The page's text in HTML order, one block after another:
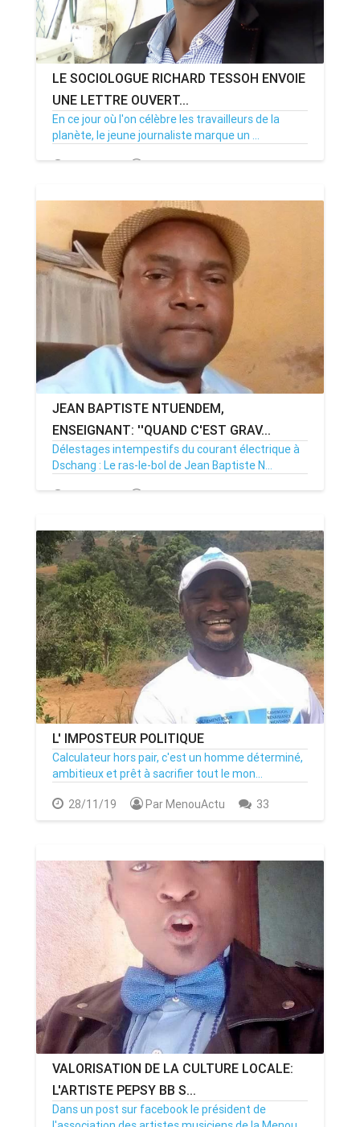
LE SOCIOLOGUE RICHARD TESSOH ENVOIE
UNE LETTRE OUVERT...
En ce jour où l'on célèbre les travailleurs de la
planète, le jeune journaliste marque un ...
01/05/20 Par MenouActu 0
JEAN BAPTISTE NTUENDEM,
ENSEIGNANT: ''QUAND C'EST GRAV...
Délestages intempestifs du courant électrique à
Dschang : Le ras-le-bol de Jean Baptiste N...
17/03/20 Par MenouActu 296
L' IMPOSTEUR POLITIQUE
Calculateur hors pair, c'est un homme déterminé,
ambitieux et prêt à sacrifier tout le mon...
28/11/19 Par MenouActu 33
VALORISATION DE LA CULTURE LOCALE:
L'ARTISTE PEPSY BB S...
Dans un post sur facebook le président de